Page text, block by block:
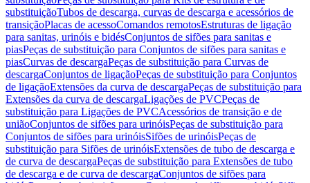
substituiçãoTubos de descarga, curvas de descarga e acessórios de
transiçãoPlacas de acessoComandos remotosEstruturas de ligação
para sanitas, urinóis e bidésConjuntos de sifões para sanitas e
piasPeças de substituição para Conjuntos de sifões para sanitas e
piasCurvas de descargaPeças de substituição para Curvas de
descargaConjuntos de ligaçãoPeças de substituição para Conjuntos
de ligaçãoExtensões da curva de descargaPeças de substituição para
Extensões da curva de descargaLigações de PVCPeças de
substituição para Ligações de PVCAcessórios de transição e de
uniãoConjuntos de sifões para urinóisPeças de substituição para
Conjuntos de sifões para urinóisSifões de urinóisPeças de
substituição para Sifões de urinóisExtensões de tubo de descarga e
de curva de descargaPeças de substituição para Extensões de tubo
de descarga e de curva de descargaConjuntos de sifões para